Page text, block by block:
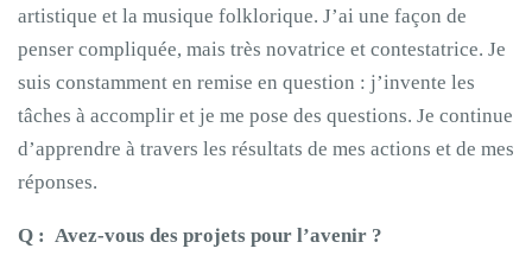
artistique et la musique folklorique. J’ai une façon de
penser compliquée, mais très novatrice et contestatrice. Je
suis constamment en remise en question : j’invente les
tâches à accomplir et je me pose des questions. Je continue
d’apprendre à travers les résultats de mes actions et de mes
réponses.
Q : Avez-vous des projets pour l’avenir ?